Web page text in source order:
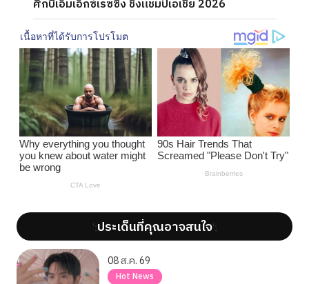
ศึกบีเอ็มเอ็กซ์เรซซิ่ง ชิงแชมป์เอเชีย 2026
';ประเด็นที่คุณอาจสนใจ';
08 ส.ค. 69
Hot News